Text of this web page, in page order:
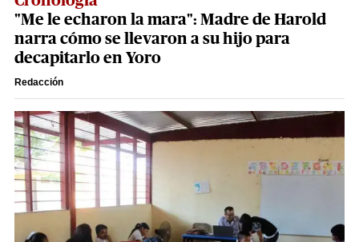
"Me le echaron la mara": Madre de Harold
narra cómo se llevaron a su hijo para
decapitarlo en Yoro
Redacción